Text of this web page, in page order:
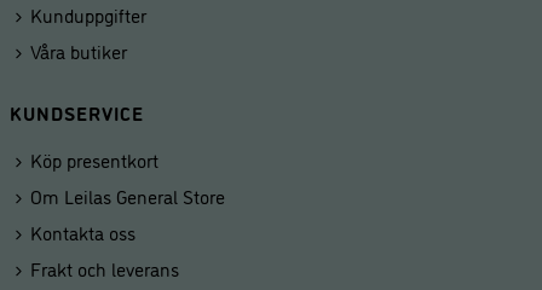
Kunduppgifter
Våra butiker
KUNDSERVICE
Köp presentkort
Om Leilas General Store
Kontakta oss
Frakt och leverans